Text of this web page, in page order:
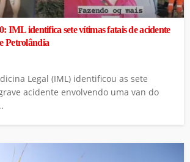
IML identifica sete vítimas fatais de acidente
Petrolândia
Legal (IML) identificou as sete
acidente envolvendo uma van do